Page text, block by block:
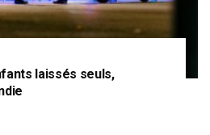
laissés seuls,